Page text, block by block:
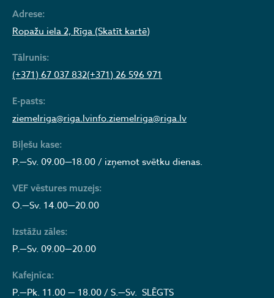
Adrese:
Ropažu iela 2, Rīga (Skatīt kartē)
Tālrunis:
(+371) 67 037 832(+371) 26 596 971
E-pasts:
ziemelriga@riga.lvinfo.ziemelriga@riga.lv
Biļešu kase:
P.—Sv. 09.00—18.00 / izņemot svētku dienas.
VEF vēstures muzejs:
O.—Sv. 14.00—20.00
Izstāžu zāles:
P.—Sv. 09.00—20.00
Kafejnīca:
P.—Pk. 11.00 — 18.00 / S.—Sv. SLĒGTS